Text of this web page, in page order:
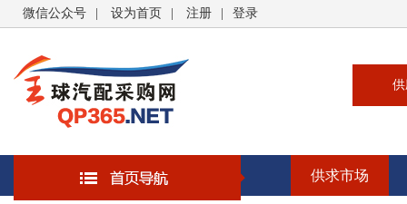
微信公众号 设为首页 注册 登录
供求市场